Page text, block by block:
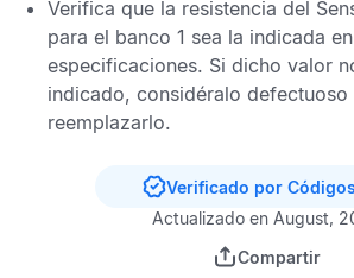
Verifica que la resistencia del
para el banco 1 sea la indicada
especificaciones. Si dicho valor
indicado, considéralo defectuoso
reemplazarlo.
Verificado por
Actualizado en August,
Compartir